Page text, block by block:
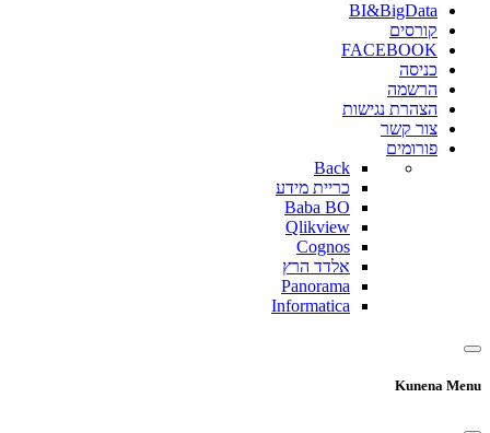
BI&BigData
קורסים
FACEBOOK
כניסה
הרשמה
הצהרת נגישות
צור קשר
פורומים
Back
כריית מידע
Baba BO
Qlikview
Cognos
אלדד הרץ
Panorama
Informatica
Kunena Menu